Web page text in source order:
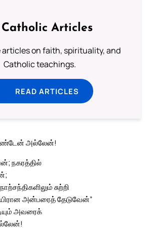
Catholic Articles
articles on faith, spirituality, and
Catholic teachings.
READ ARTICLES
அல்லேன்!
நகரத்தில்
சுற்றி
அன்பரைத் தேடுவேன்”
அவரைக்